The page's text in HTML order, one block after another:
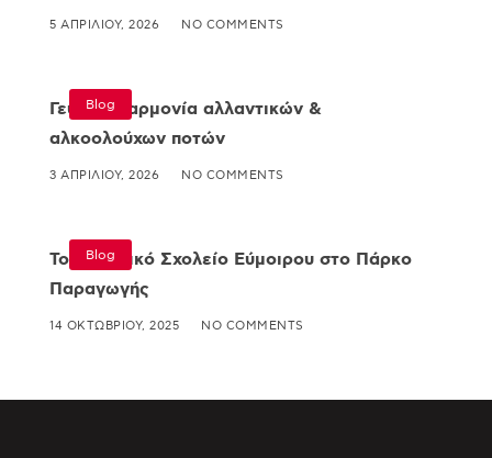
5 ΑΠΡΙΛΊΟΥ, 2026 NO COMMENTS
Blog
Γευστική αρμονία αλλαντικών &
αλκοολούχων ποτών
3 ΑΠΡΙΛΊΟΥ, 2026 NO COMMENTS
Blog
Το Δημοτικό Σχολείο Εύμοιρου στο Πάρκο
Παραγωγής
14 ΟΚΤΩΒΡΊΟΥ, 2025 NO COMMENTS